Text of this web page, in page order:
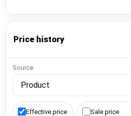
Price history
Source
Effective price Sale price